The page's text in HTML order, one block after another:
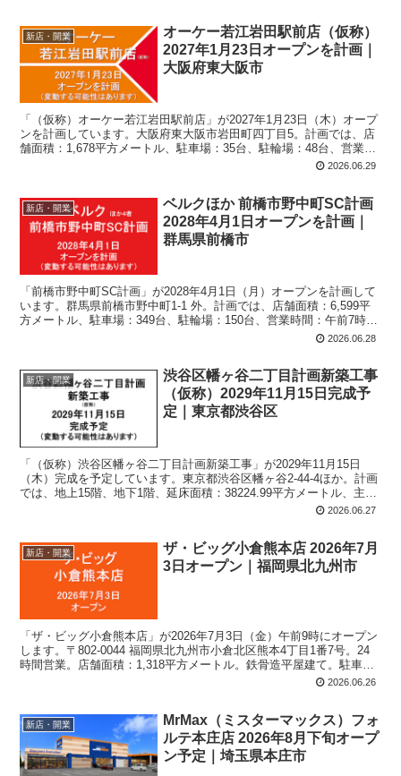
新店・開業
オーケー若江岩田駅前店（仮称）
2027年1月23日オープンを計画｜
大阪府東大阪市
「（仮称）オーケー若江岩田駅前店」が2027年1月23日（木）オープ
ンを計画しています。大阪府東大阪市岩田町四丁目5。計画では、店
舗面積：1,678平方メートル、駐車場：35台、駐輪場：48台、営業時
2026.06.29
新店・開業
ベルクほか 前橋市野中町SC計画
2028年4月1日オープンを計画｜
群馬県前橋市
「前橋市野中町SC計画」が2028年4月1日（月）オープンを計画して
います。群馬県前橋市野中町1-1 外。計画では、店舗面積：6,599平
方メートル、駐車場：349台、駐輪場：150台、営業時間：午前7時00
2026.06.28
新店・開業
渋谷区幡ヶ谷二丁目計画新築工事
（仮称）2029年11月15日完成予
定｜東京都渋谷区
「（仮称）渋谷区幡ヶ谷二丁目計画新築工事」が2029年11月15日
（木）完成を予定しています。東京都渋谷区幡ヶ谷2-44-4ほか。計画
では、地上15階、地下1階、延床面積：38224.99平方メートル、主要
2026.06.27
新店・開業
ザ・ビッグ小倉熊本店 2026年7月
3日オープン｜福岡県北九州市
「ザ・ビッグ小倉熊本店」が2026年7月3日（金）午前9時にオープン
します。〒802-0044 福岡県北九州市小倉北区熊本4丁目1番7号。24
時間営業。店舗面積：1,318平方メートル。鉄骨造平屋建て。駐車
2026.06.26
新店・開業
MrMax（ミスターマックス）フォ
ルテ本庄店 2026年8月下旬オープ
ン予定｜埼玉県本庄市